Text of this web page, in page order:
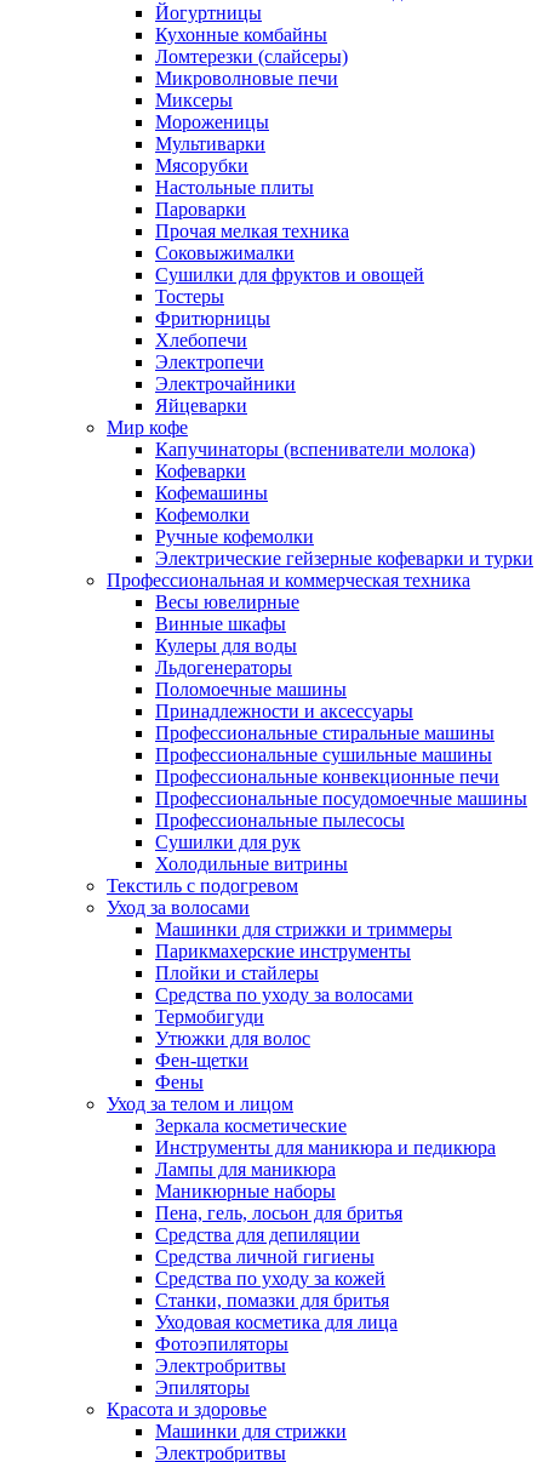
Йогуртницы
Кухонные комбайны
Ломтерезки (слайсеры)
Микроволновые печи
Миксеры
Мороженицы
Мультиварки
Мясорубки
Настольные плиты
Пароварки
Прочая мелкая техника
Соковыжималки
Сушилки для фруктов и овощей
Тостеры
Фритюрницы
Хлебопечи
Электропечи
Электрочайники
Яйцеварки
Мир кофе
Капучинаторы (вспениватели молока)
Кофеварки
Кофемашины
Кофемолки
Ручные кофемолки
Электрические гейзерные кофеварки и турки
Профессиональная и коммерческая техника
Весы ювелирные
Винные шкафы
Кулеры для воды
Льдогенераторы
Поломоечные машины
Принадлежности и аксессуары
Профессиональные стиральные машины
Профессиональные сушильные машины
Профессиональные конвекционные печи
Профессиональные посудомоечные машины
Профессиональные пылесосы
Сушилки для рук
Холодильные витрины
Текстиль с подогревом
Уход за волосами
Машинки для стрижки и триммеры
Парикмахерские инструменты
Плойки и стайлеры
Средства по уходу за волосами
Термобигуди
Утюжки для волос
Фен-щетки
Фены
Уход за телом и лицом
Зеркала косметические
Инструменты для маникюра и педикюра
Лампы для маникюра
Маникюрные наборы
Пена, гель, лосьон для бритья
Средства для депиляции
Средства личной гигиены
Средства по уходу за кожей
Станки, помазки для бритья
Уходовая косметика для лица
Фотоэпиляторы
Электробритвы
Эпиляторы
Красота и здоровье
Машинки для стрижки
Электробритвы